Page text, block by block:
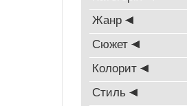
Жанр
Сюжет
Колорит
Стиль